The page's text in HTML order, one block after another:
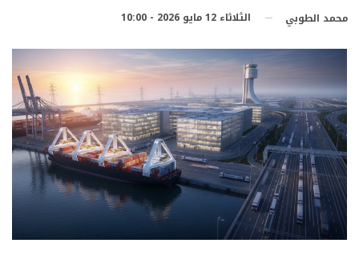
محمد الطوبي الثلاثاء 12 مايو 2026 - 10:00